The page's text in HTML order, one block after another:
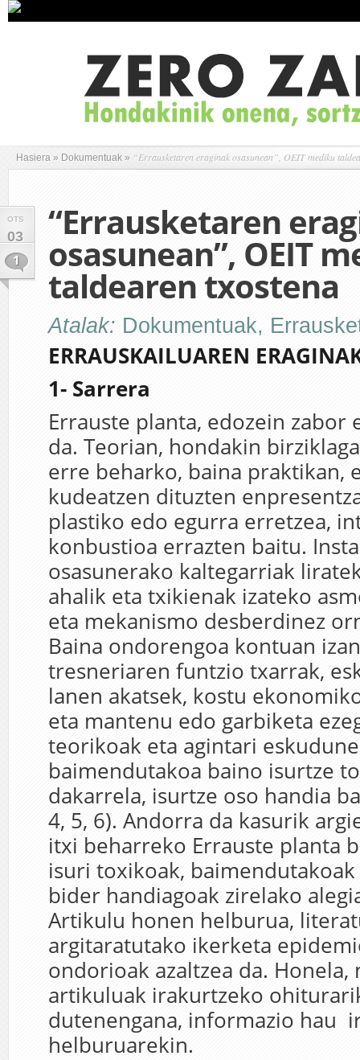
Hasiera » Dokumentuak » “Errausketaren eraginak osasunean”, OEIT mediku
OTS
03
1
“Errausketaren
osasunean”, OEIT
taldearen txostena
Atalak: Dokumentuak,
ERRAUSKAILUAREN
1- Sarrera
Errauste planta, edozein zabor
da. Teorian, hondakin
erre beharko, baina praktikan,
kudeatzen dituzten
plastiko edo egurra erretzea,
konbustioa errazten baitu.
osasunerako kaltegarriak
ahalik eta txikienak izateko
eta mekanismo desberdinez
Baina ondorengoa kontuan
tresneriaren funtzio txarrak,
lanen akatsek, kostu
eta mantenu edo garbiketa
teorikoak eta agintari
baimendutakoa baino isurtze
dakarrela, isurtze oso handia
4, 5, 6). Andorra da kasurik
itxi beharreko Errauste planta
isuri toxikoak,
bider handiagoak zirelako
Artikulu honen helburua,
argitaratutako ikerketa
ondorioak azaltzea da.
artikuluak irakurtzeko
dutenengana, informazio hau
helburuarekin.